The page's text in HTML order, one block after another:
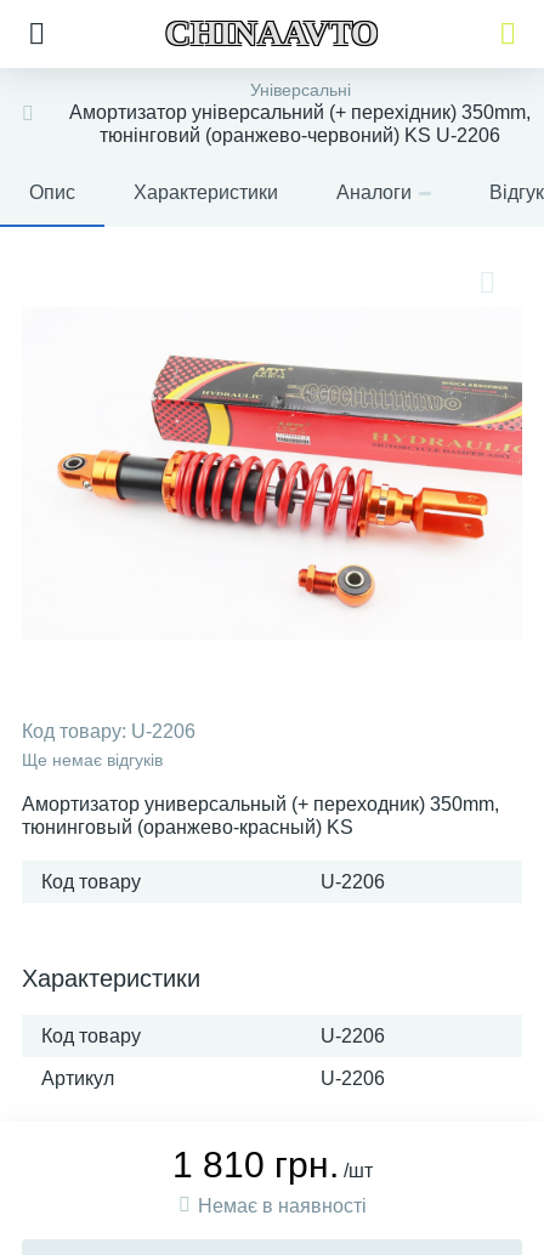
CHINAAVTO
Універсальні
Амортизатор універсальний (+ перехідник) 350mm,
тюнінговий (оранжево-червоний) KS U-2206
Опис Характеристики Аналоги
Код товару: U-2206
Ще немає відгуків
Амортизатор универсальный (+ переходник) 350mm,
тюнинговый (оранжево-красный) KS
Код товару U-2206
Характеристики
Код товару U-2206
Артикул U-2206
1 810 грн. /шт
Немає в наявності